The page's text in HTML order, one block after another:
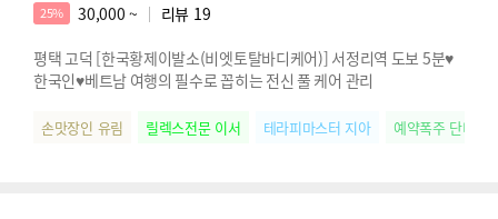
25% 30,000 ~ 리뷰 19
평택 고덕 [한국황제이발소(비엣토탈바디케어)] 서정리역 도보 5분♥
한국인♥베트남 여행의 필수로 꼽히는 전신 풀 케어 관리
손맛장인 유림 릴렉스전문 이서 테라피마스터 지아 예약폭주 단비